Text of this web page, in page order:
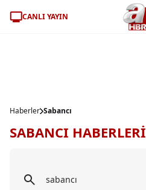
CANLI YAYIN
Haberler Sabancı
SABANCI HABERLERİ